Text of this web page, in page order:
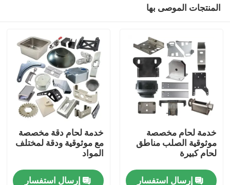
المنتجات الموصى بها
خدمة لحام مخصصة
موثوقية الصلب مناطق
لحام كبيرة
إرسال استفسار
خدمة لحام دقة مخصصة
مع موثوقية ودقة لمختلف
المواد
إرسال استفسار